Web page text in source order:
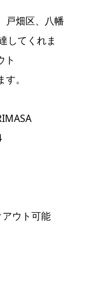
戸畑区、八幡
してくれま
ト
。
ウト可能